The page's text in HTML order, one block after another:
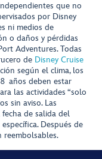
que no
por Disney
ni medios de
o daños y pérdidas
Adventures. Todas
de Disney Cruise
según el clima, los
años deben estar
las actividades “solo
sin aviso. Las
de salida del
Después de
reembolsables.